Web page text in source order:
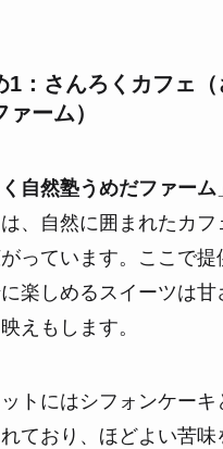
1：さんろくカフェ
ーム）
自然塾うめだファーム
は、自然に囲まれたカ
っています。ここで提
楽しめるスイーツは甘
えもします。
トにはシフォンケーキ
ており、ほどよい苦味